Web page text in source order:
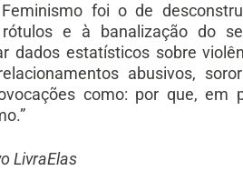
foi o de
e à banalização do
dados estatísticos sobre
abusivos,
como: por que, em
LivraElas